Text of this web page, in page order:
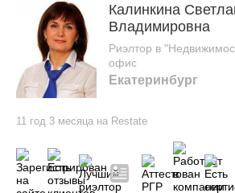
Калинкина
Владимировна
Риэлтор в
офис
Екатеринбург
11 год 3 месяца на Restate